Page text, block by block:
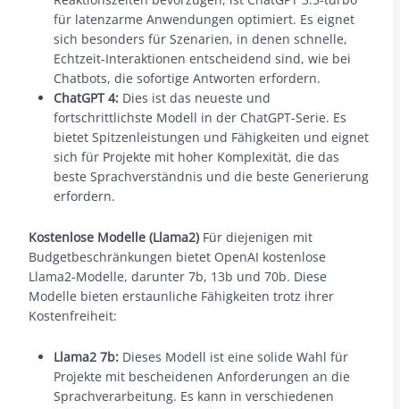
für latenzarme Anwendungen optimiert. Es eignet
sich besonders für Szenarien, in denen schnelle,
Echtzeit-Interaktionen entscheidend sind, wie bei
Chatbots, die sofortige Antworten erfordern.
ChatGPT 4: Dies ist das neueste und
fortschrittlichste Modell in der ChatGPT-Serie. Es
bietet Spitzenleistungen und Fähigkeiten und eignet
sich für Projekte mit hoher Komplexität, die das
beste Sprachverständnis und die beste Generierung
erfordern.
Kostenlose Modelle (Llama2) Für diejenigen mit
Budgetbeschränkungen bietet OpenAI kostenlose
Llama2-Modelle, darunter 7b, 13b und 70b. Diese
Modelle bieten erstaunliche Fähigkeiten trotz ihrer
Kostenfreiheit:
Llama2 7b: Dieses Modell ist eine solide Wahl für
Projekte mit bescheidenen Anforderungen an die
Sprachverarbeitung. Es kann in verschiedenen